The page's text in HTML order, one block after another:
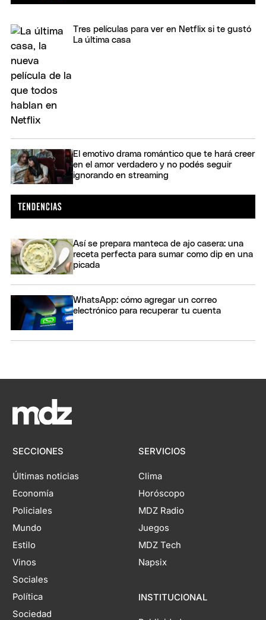
Tres películas para ver en Netflix si te gustó
La última casa
El emotivo drama romántico que te hará creer
en el amor verdadero y no podés seguir
ignorando en streaming
Así se prepara manteca de ajo casera: una
receta perfecta para sumar como dip en una
picada
WhatsApp: cómo agregar un correo
electrónico para recuperar tu cuenta
SECCIONES
Últimas noticias
Economía
Policiales
Mundo
Estilo
Vinos
Sociales
Política
Sociedad
SERVICIOS
Clima
Horóscopo
MDZ Radio
Juegos
MDZ Tech
Napsix
INSTITUCIONAL